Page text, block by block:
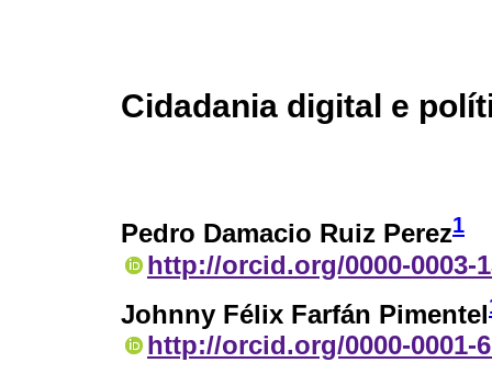
Cidadania digital e
Pedro Damacio Ruiz Perez1
http://orcid.org/0000-0003-
Johnny Félix Farfán Pimentel
http://orcid.org/0000-0001-